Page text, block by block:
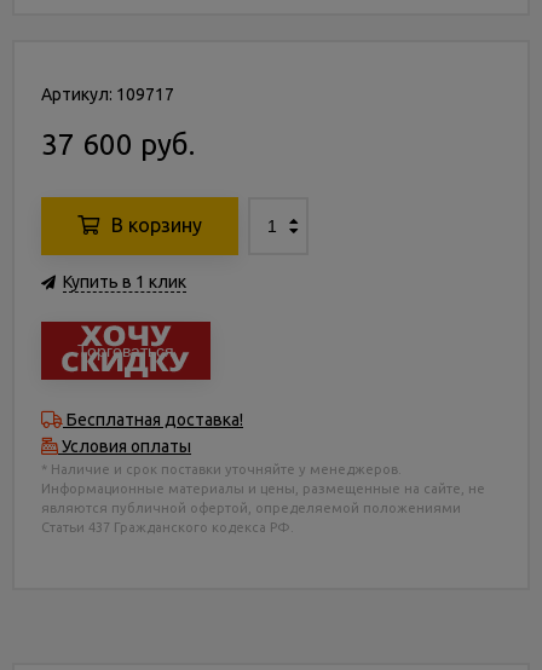
Артикул: 109717
37 600 руб.
В корзину
Купить в 1 клик
Торговаться
Бесплатная доставка!
Условия оплаты
* Наличие и срок поставки уточняйте у менеджеров.
Информационные материалы и цены, размещенные на сайте, не
являются публичной офертой, определяемой положениями
Статьи 437 Гражданского кодекса РФ.